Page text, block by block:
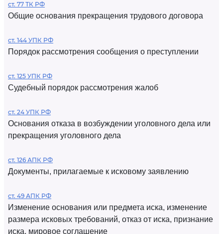
ст. 77 ТК РФ
Общие основания прекращения трудового договора
ст. 144 УПК РФ
Порядок рассмотрения сообщения о преступлении
ст. 125 УПК РФ
Судебный порядок рассмотрения жалоб
ст. 24 УПК РФ
Основания отказа в возбуждении уголовного дела или
прекращения уголовного дела
ст. 126 АПК РФ
Документы, прилагаемые к исковому заявлению
ст. 49 АПК РФ
Изменение основания или предмета иска, изменение
размера исковых требований, отказ от иска, признание
иска, мировое соглашение